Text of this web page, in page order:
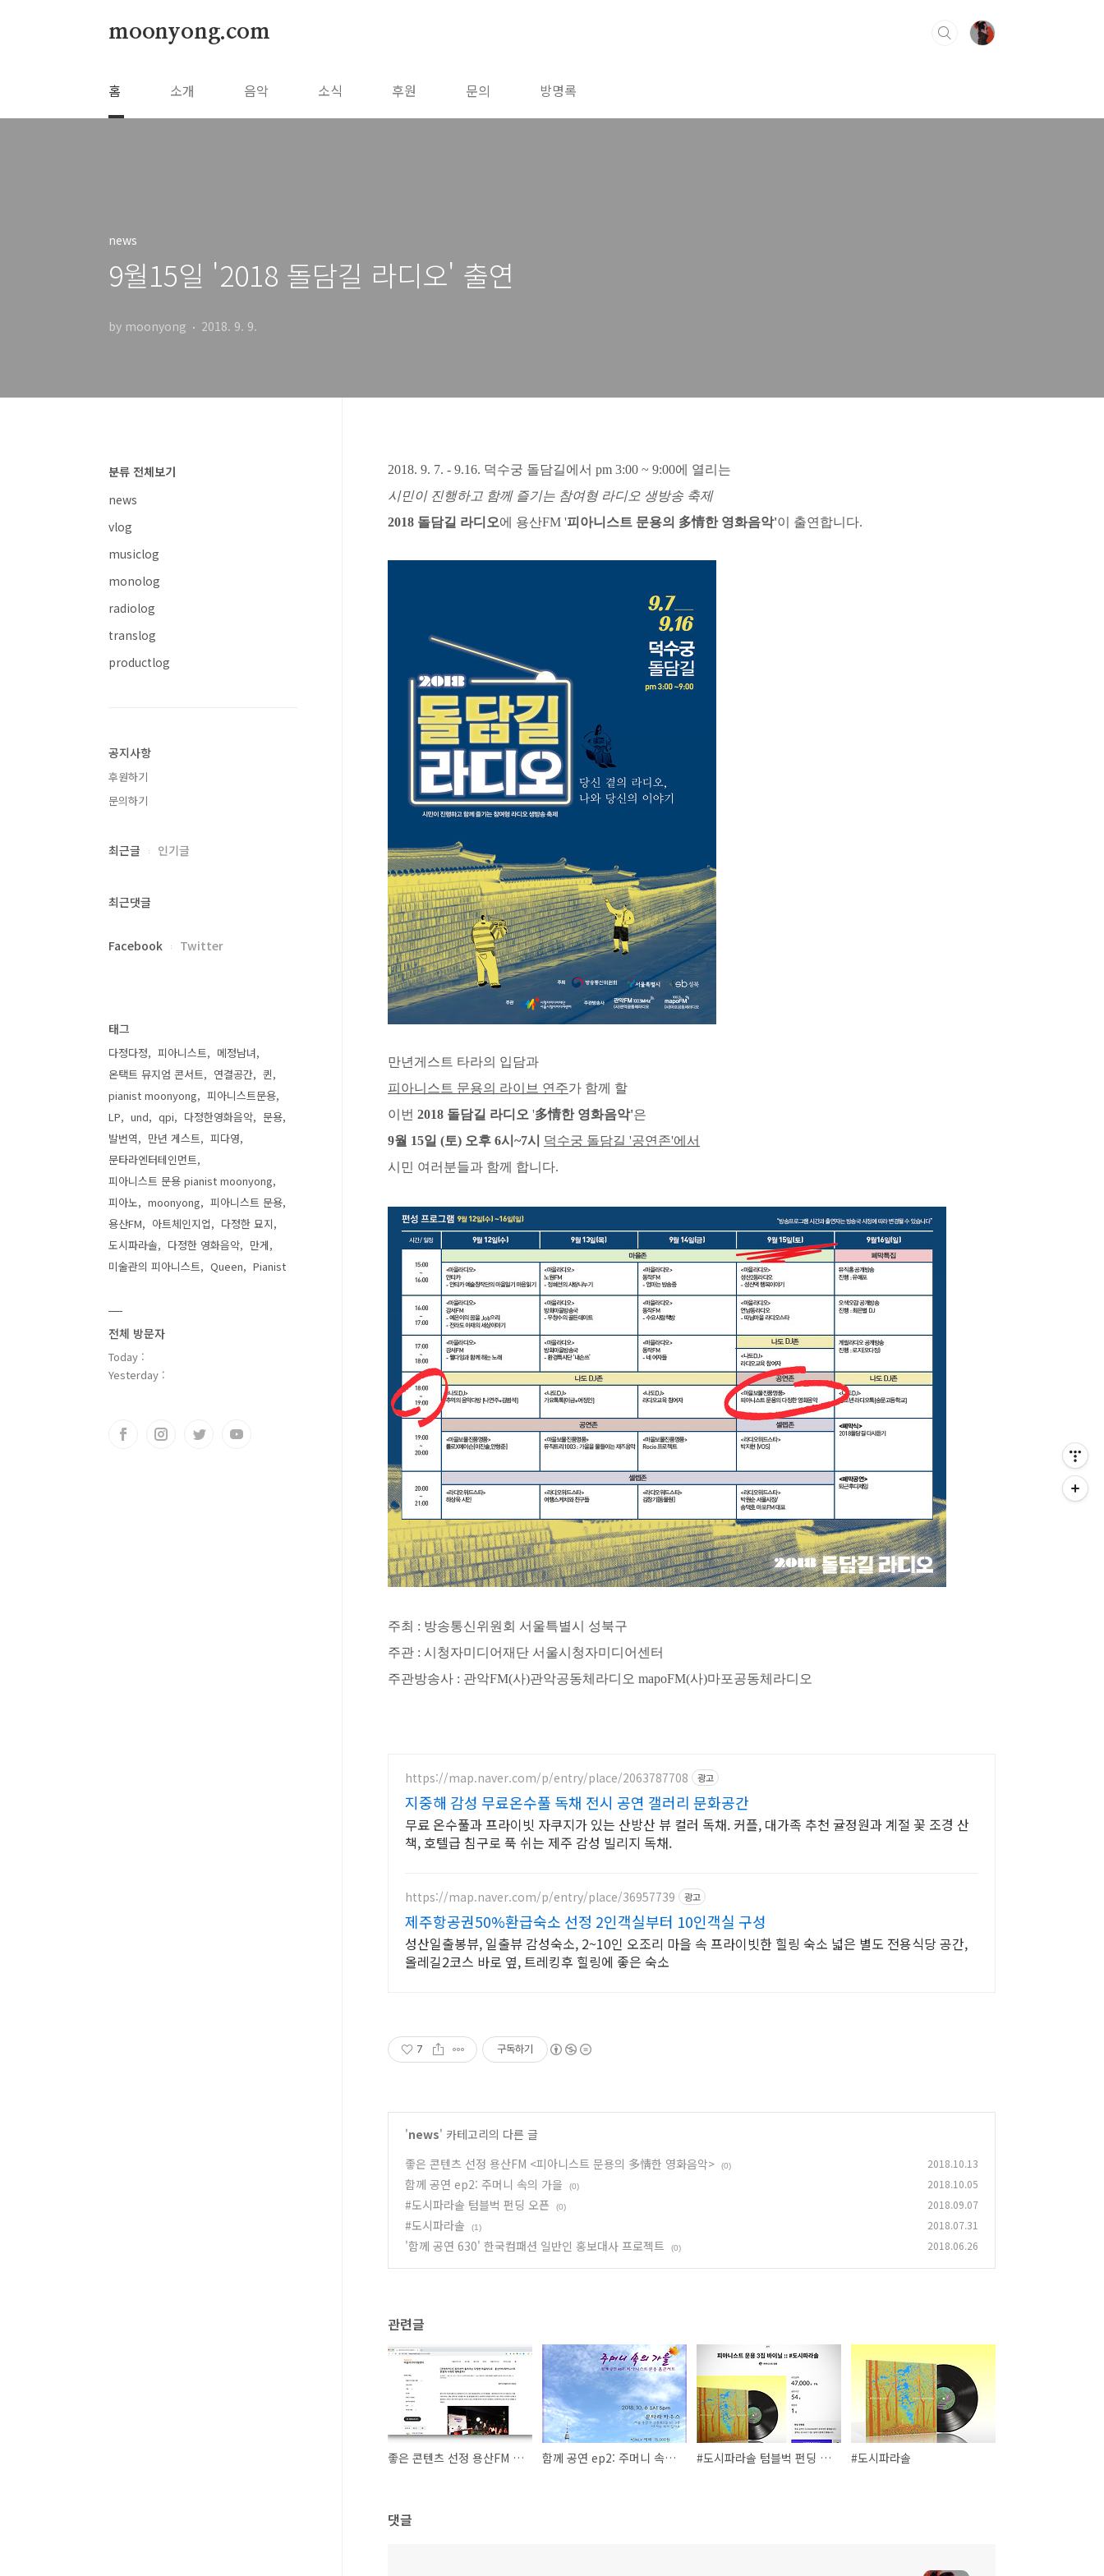
moonyong.com
홈 소개 음악 소식 후원 문의 방명록
news
9월15일 '2018 돌담길 라디오' 출연
by moonyong 2018. 9. 9.
2018. 9. 7. - 9.16. 덕수궁 돌담길에서 pm 3:00 ~ 9:00에 열리는
시민이 진행하고 함께 즐기는 참여형 라디오 생방송 축제
2018 돌담길 라디오에 용산FM '피아니스트 문용의 多情한 영화음악'이 출연합니다.
만년게스트 타라의 입담과
피아니스트 문용의 라이브 연주가 함께 할
이번 2018 돌담길 라디오 '多情한 영화음악'은
9월 15일 (토) 오후 6시~7시
덕수궁 돌담길 '공연존'에서
시민 여러분들과 함께 합니다.
주최 : 방송통신위원회 서울특별시 성북구
주관 : 시청자미디어재단 서울시청자미디어센터
주관방송사 : 관악FM(사)관악공동체라디오 mapoFM(사)마포공동체라디오
https://map.naver.com/p/entry/place/2063787708 광고
지중해 감성 무료온수풀 독채 전시 공연 갤러리 문화공간
무료 온수풀과 프라이빗 자쿠지가 있는 산방산 뷰 컬러 독채. 커플, 대가족 추천 귤정원과 계절 꽃 조경 산
책, 호텔급 침구로 푹 쉬는 제주 감성 빌리지 독채.
https://map.naver.com/p/entry/place/36957739 광고
제주항공권50%환급숙소 선정 2인객실부터 10인객실 구성
성산일출봉뷰, 일출뷰 감성숙소, 2~10인 오조리 마을 속 프라이빗한 힐링 숙소 넓은 별도 전용식당 공간,
올레길2코스 바로 옆, 트레킹후 힐링에 좋은 숙소
7 구독하기
'news' 카테고리의 다른 글
좋은 콘텐츠 선정 용산FM <피아니스트 문용의 多情한 영화음악>
(0) 2018.10.13
함께 공연 ep2: 주머니 속의 가을 (0) 2018.10.05
#도시파라솔 텀블벅 펀딩 오픈 (0) 2018.09.07
#도시파라솔 (1) 2018.07.31
'함께 공연 630' 한국컴패션 일반인 홍보대사 프로젝트 (0) 2018.06.26
관련글
좋은 콘텐츠 선정 용산FM <피아니스트 문용의 多情한 영화음악> 함께 공연 ep2: 주머니 속의 가을 #도시파라솔 텀블벅 펀딩 오픈 #도시파라솔
댓글
분류 전체보기
news
vlog
musiclog
monolog
radiolog
translog
productlog
공지사항
후원하기
문의하기
최근글 인기글
최근댓글
Facebook Twitter
태그
다정다정 피아니스트
메정남녀
온택트 뮤지엄 콘서트
연결공간
퀸
pianist moonyong
피아니스트문용
LP
und qpi 다정한영화음악
문용
발번역
만년 게스트
피다영
문타라엔터테인먼트
피아니스트 문용 pianist moonyong
피아노
moonyong
피아니스트 문용
용산FM
아트체인지업
다정한 묘지
도시파라솔
다정한 영화음악
만게
미술관의 피아니스트
Queen Pianist
전체 방문자
Today :
Yesterday :